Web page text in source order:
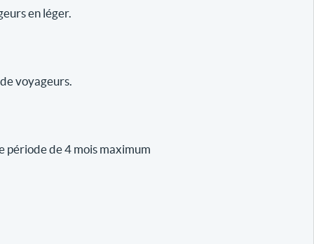
en léger.
voyageurs.
période de 4 mois maximum